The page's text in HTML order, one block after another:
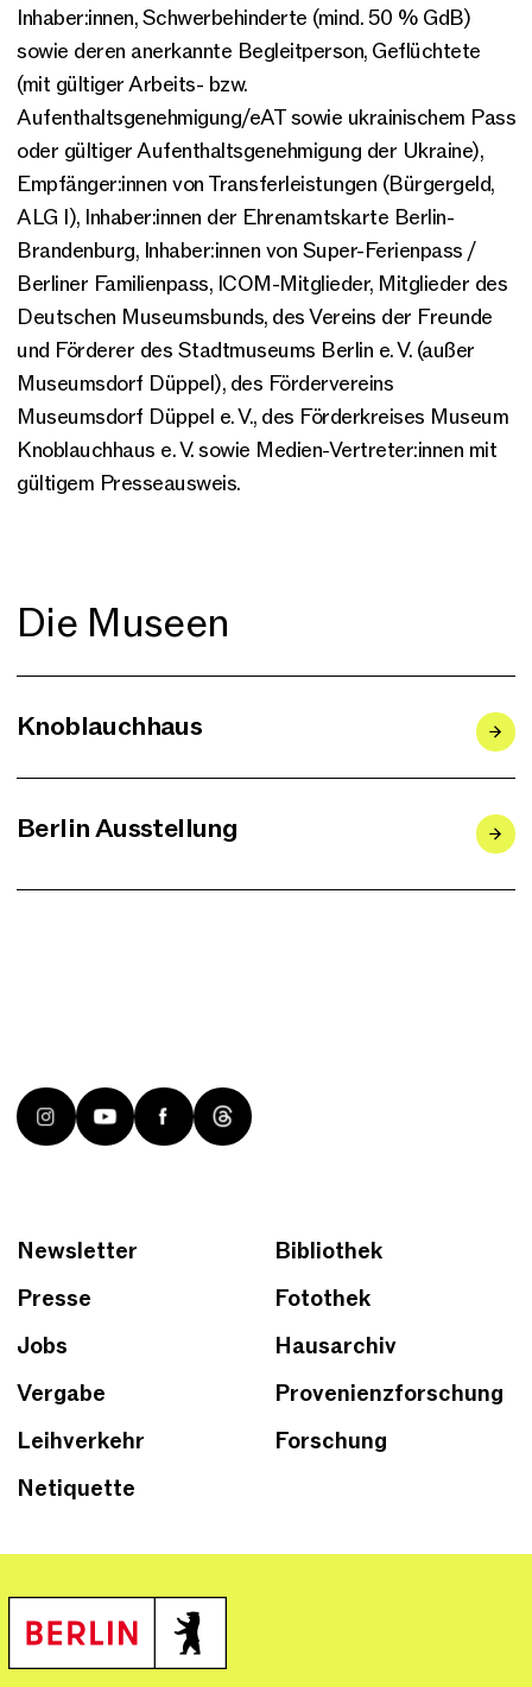
Inhaber:innen, Schwerbehinderte (mind. 50 % GdB)
sowie deren anerkannte Begleitperson, Geflüchtete
(mit gültiger Arbeits- bzw.
Aufenthaltsgenehmigung/eAT sowie ukrainischem Pass
oder gültiger Aufenthaltsgenehmigung der Ukraine),
Empfänger:innen von Transferleistungen (Bürgergeld,
ALG I), Inhaber:innen der Ehrenamtskarte Berlin-
Brandenburg, Inhaber:innen von Super-Ferienpass /
Berliner Familienpass, ICOM-Mitglieder, Mitglieder des
Deutschen Museumsbunds, des Vereins der Freunde
und Förderer des Stadtmuseums Berlin e. V. (außer
Museumsdorf Düppel), des Fördervereins
Museumsdorf Düppel e. V., des Förderkreises Museum
Knoblauchhaus e. V. sowie Medien-Vertreter:innen mit
gültigem Presseausweis.
Die Museen
Knoblauchhaus
Berlin Ausstellung
Newsletter
Presse
Jobs
Vergabe
Leihverkehr
Netiquette
Bibliothek
Fotothek
Hausarchiv
Provenienzforschung
Forschung